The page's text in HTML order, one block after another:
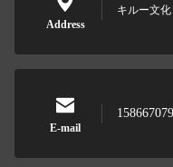
Address
キルー文
E-mail